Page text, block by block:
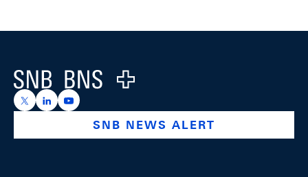
Logo
https://x.com/snb_bns
https://ch.linkedin.com/company/swiss-national-
https://www.youtube.com/@swissnationalbank
SNB NEWS ALERT